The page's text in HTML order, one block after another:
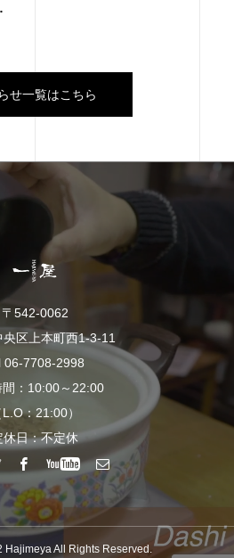
せ一覧はこちら
〒542-0062
央区上本町西1-3-11
06-7708-2998
間：10:00～22:00
L.O：21:00）
休日：不定休
Hajimeya All Rights Reserved.